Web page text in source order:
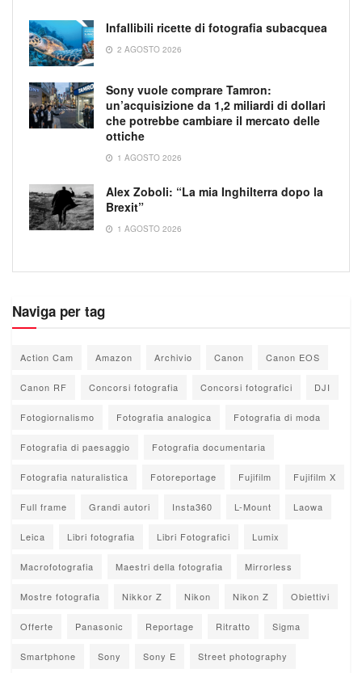
Infallibili ricette di fotografia subacquea
2 AGOSTO 2026
Sony vuole comprare Tamron:
un’acquisizione da 1,2 miliardi di dollari
che potrebbe cambiare il mercato delle
ottiche
1 AGOSTO 2026
Alex Zoboli: “La mia Inghilterra dopo la
Brexit”
1 AGOSTO 2026
Naviga per tag
Action Cam Amazon Archivio Canon Canon EOS
Canon RF Concorsi fotografia Concorsi fotografici DJI
Fotogiornalismo Fotografia analogica Fotografia di moda
Fotografia di paesaggio Fotografia documentaria
Fotografia naturalistica Fotoreportage Fujifilm Fujifilm X
Full frame Grandi autori Insta360 L-Mount Laowa
Leica Libri fotografia Libri Fotografici Lumix
Macrofotografia Maestri della fotografia Mirrorless
Mostre fotografia Nikkor Z Nikon Nikon Z Obiettivi
Offerte Panasonic Reportage Ritratto Sigma
Smartphone Sony Sony E Street photography